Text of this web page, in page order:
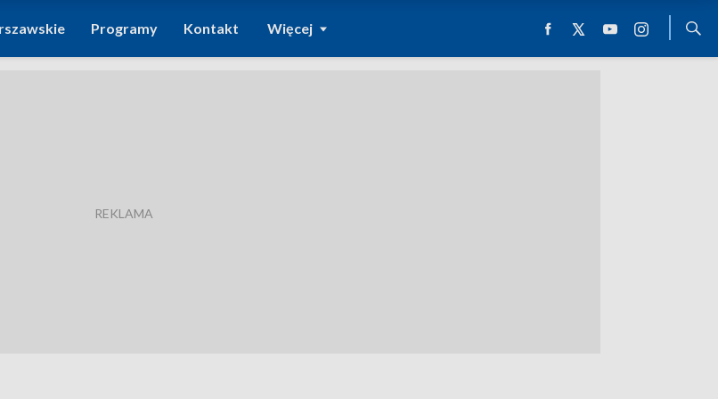
Programy Kontakt Więcej